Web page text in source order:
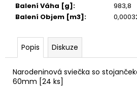
Balení Váha [g]:
983,8
Balení Objem [m3]:
Popis Diskuze
Narodeninová sviečka so
60mm [24 ks]
990
Kč
667
Kč